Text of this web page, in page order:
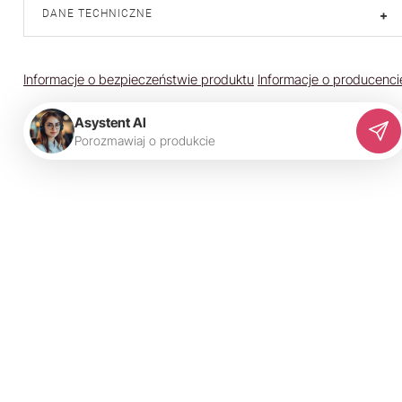
DANE TECHNICZNE +
Informacje o bezpieczeństwie produktu Informacje o
Asystent AI
Porozmawiaj o produkcie